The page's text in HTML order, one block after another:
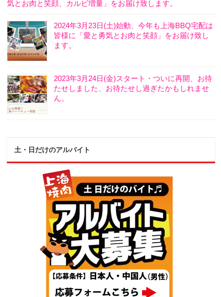
気とお肉と笑顔、カルビ増量」をお届け致します。
2024年3月23日(土)始動、今年も上海BBQ宅配は
皆様に「愛と勇気とお肉と笑顔」をお届け致し
ます。
2023年3月24日(金)スタート・ついに再開、お待
たせしました、お待たせし過ぎたかもしれませ
ん。
土・日だけのアルバイト